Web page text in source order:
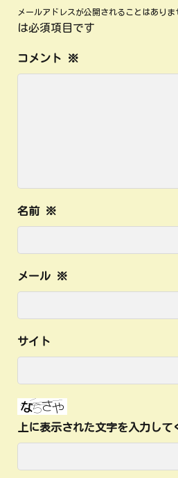
メールアドレスが公開されることはありま
は必須項目です
コメント ※
名前 ※
メール ※
サイト
上に表示された文字を入力して